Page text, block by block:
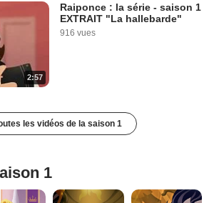
2:57
Raiponce : la série - saison 1
EXTRAIT "La hallebarde"
916 vues
les vidéos de la saison 1
1